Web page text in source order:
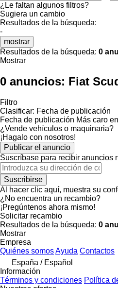
¿Le faltan algunos filtros?
Sugiera un cambio
Resultados de la búsqueda:
-
mostrar
Resultados de la búsqueda: 0
Mostrar
0 anuncios: Fiat
Filtro
Clasificar: Fecha de publicación
Fecha de publicación Más caro
¿Vende vehículos o maquinaria?
¡Hagalo con nosotros!
Publicar el anuncio
Suscríbase para recibir anuncios
Suscribirse
Al hacer clic aquí, muestra su
¿No encuentra un recambio?
¡Pregúntenos ahora mismo!
Solicitar recambio
Resultados de la búsqueda: 0
Mostrar
Empresa
Quiénes somosAyuda Contactos
España / Español
Información
Términos y condiciones Política